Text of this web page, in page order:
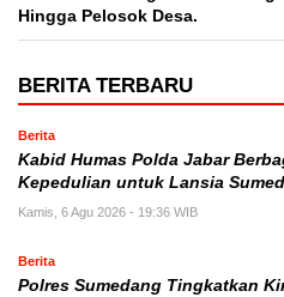
Hingga Pelosok Desa.
BERITA TERBARU
Berita
Kabid Humas Polda Jabar
Kepedulian untuk Lansia
Kamis, 6 Agu 2026 - 19:36 WIB
Berita
Polres Sumedang Tingkatkan